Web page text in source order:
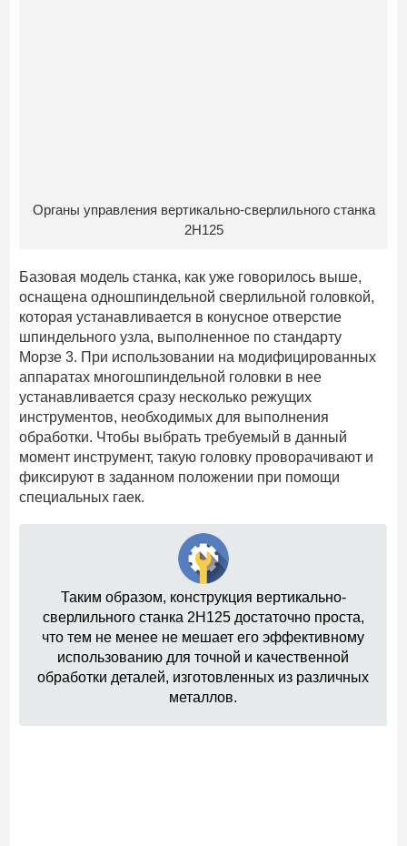
Органы управления вертикально-сверлильного станка
2H125
Базовая модель станка, как уже говорилось выше,
оснащена одношпиндельной сверлильной головкой,
которая устанавливается в конусное отверстие
шпиндельного узла, выполненное по стандарту
Морзе 3. При использовании на модифицированных
аппаратах многошпиндельной головки в нее
устанавливается сразу несколько режущих
инструментов, необходимых для выполнения
обработки. Чтобы выбрать требуемый в данный
момент инструмент, такую головку проворачивают и
фиксируют в заданном положении при помощи
специальных гаек.
Таким образом, конструкция вертикально-
сверлильного станка 2Н125 достаточно проста,
что тем не менее не мешает его эффективному
использованию для точной и качественной
обработки деталей, изготовленных из различных
металлов.